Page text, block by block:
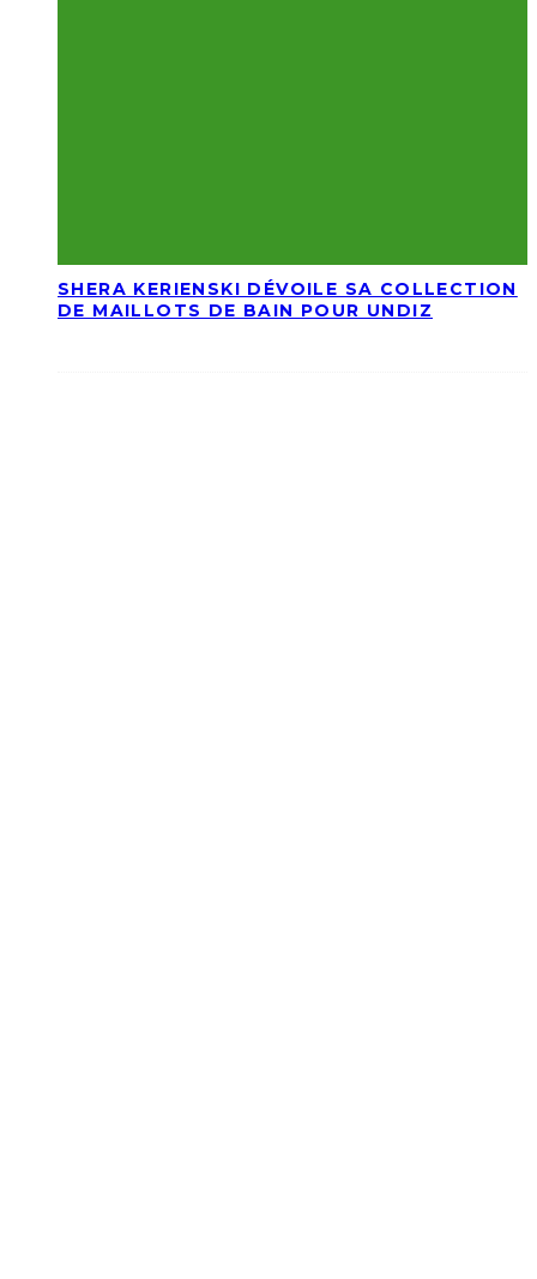
SHERA KERIENSKI DÉVOILE SA COLLECTION
DE MAILLOTS DE BAIN POUR UNDIZ